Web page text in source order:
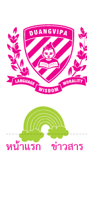
หน้าแรก ข่าวสาร
E